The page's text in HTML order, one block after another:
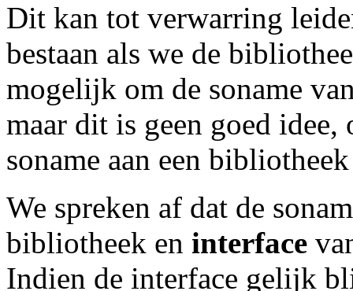
Dit kan tot verwarring
bestaan als we de
mogelijk om de soname
maar dit is geen goed
soname aan een
We spreken af dat de
bibliotheek en interface
Indien de interface gelijk